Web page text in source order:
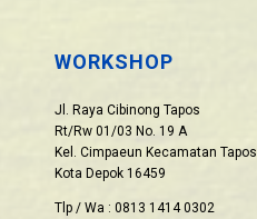
WORKSHOP
Jl. Raya Cibinong Tapos
Rt/Rw 01/03 No. 19 A
Kel. Cimpaeun Kecamatan Tapos
Kota Depok 16459
Tlp / Wa : 0813 1414 0302